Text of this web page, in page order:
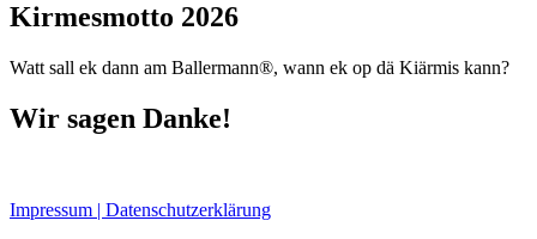
Kirmesmotto 2026
Watt sall ek dann am Ballermann®, wann ek op dä Kiärmis kann?
Wir sagen Danke!
Impressum | Datenschutzerklärung